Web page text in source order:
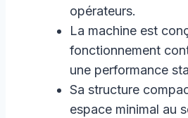
opérateurs.
La machine est
fonctionnement
une performance
Sa structure
espace minimal au